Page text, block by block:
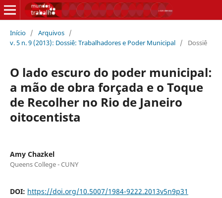
Início / Arquivos /
v. 5 n. 9 (2013): Dossiê: Trabalhadores e Poder Municipal / Dossiê
O lado escuro do poder municipal:
a mão de obra forçada e o Toque
de Recolher no Rio de Janeiro
oitocentista
Amy Chazkel
Queens College - CUNY
DOI: https://doi.org/10.5007/1984-9222.2013v5n9p31